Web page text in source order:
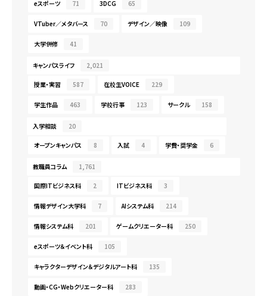
eスポーツ 71 3DCG 65
VTuber／メタバース 70 デザイン／映像 109
大学併修 41
キャンパスライフ 2,021
授業・実習 587 在校生VOICE 229
学生作品 463 学校行事 123 サークル 158
入学相談 20
オープンキャンパス 8 入試 4 学費・奨学金 6
教職員コラム 1,761
国際ITビジネス科 2 ITビジネス科 3
情報デザイン大学科 7 AIシステム科 214
情報システム科 201 ゲームクリエーター科 250
eスポーツ＆イベント科 105
キャラクターデザイン＆デジタルアート科 135
動画・CG・Webクリエーター科 283